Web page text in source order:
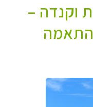
וקנדה –
בהתאמה